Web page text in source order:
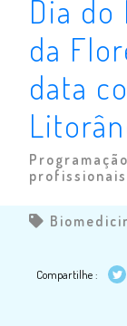
Dia
da
data
Compartilhe :